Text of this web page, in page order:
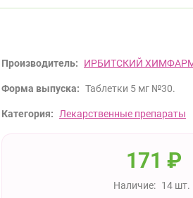
Производитель: ИРБИТСКИЙ
Форма выпуска: Таблетки 5 мг №30.
Категория: Лекарственные препараты
171 ₽
Наличие: 14 шт.